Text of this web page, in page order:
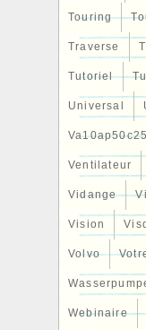
Touring
Traverse
Tutoriel
Universal
Ventilateur
Vidange
Vision
Volvo
Webinaire